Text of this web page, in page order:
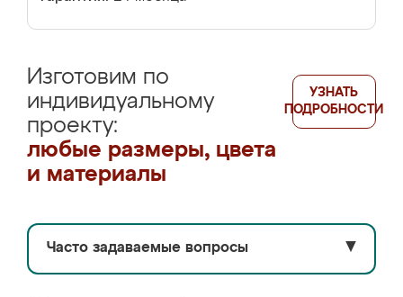
Изготовим по
индивидуальному
проекту:
любые размеры, цвета
и материалы
УЗНАТЬ
ПОДРОБНОСТИ
Часто задаваемые вопросы ▼